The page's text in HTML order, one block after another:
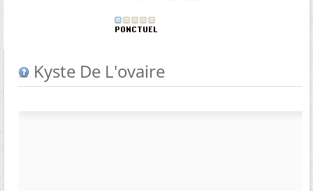
Kyste De L'ovaire